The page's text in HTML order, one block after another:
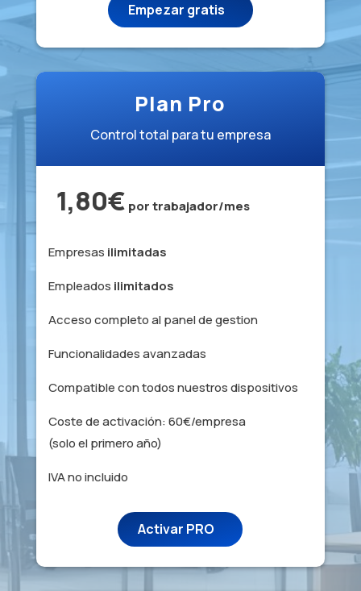
Empezar gratis
Plan Pro
Control total para tu empresa
1,80€ por trabajador/mes
Empresas ilimitadas
Empleados ilimitados
Acceso completo al panel de gestion
Funcionalidades avanzadas
Compatible con todos nuestros dispositivos
Coste de activación: 60€/empresa
(solo el primero año)
IVA no incluido
Activar PRO